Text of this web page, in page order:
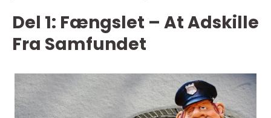
Del 1: Fængslet – At Adskille
Fra Samfundet